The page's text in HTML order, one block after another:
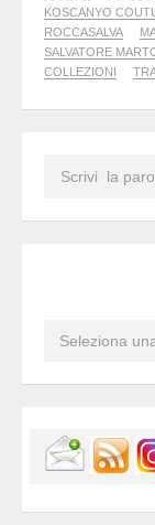
KOSCANYO
ROCCASALVA
SALVATORE
COLLEZIONI